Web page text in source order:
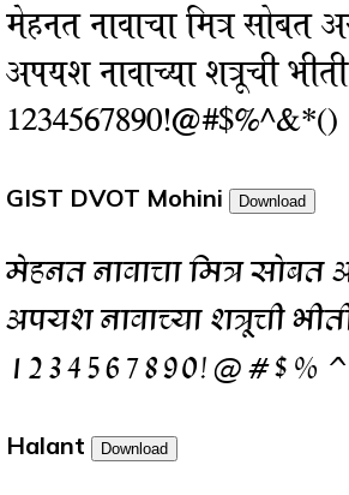
मेहनत नावाचा मित्र सोबत
अपयश नावाच्या शत्रूची
1234567890!@#$%^&*()
GIST DVOT Mohini Download
मेहनत नावाचा मित्र
अपयश नावाच्या शत्रूची
Halant Download